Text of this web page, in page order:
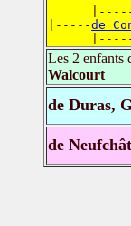
|-----de
Les 2 enfants
Walcourt
de Duras,
de